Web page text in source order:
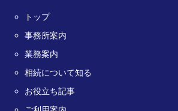
トップ
事務所案内
業務案内
相続について知る
お役立ち記事